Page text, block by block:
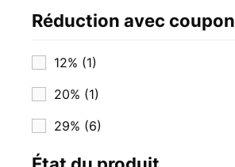
Réduction avec coupon
12% (1)
20% (1)
29% (6)